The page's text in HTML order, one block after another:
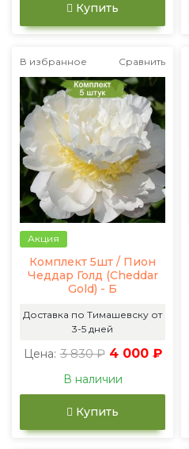
Купить
В избранное Сравнить
Акция
Комплект 5шт / Пион
Чеддар Голд (Cheddar
Gold) - Б
Доставка по Тимашевску от
3-5 дней
Цена: 3 830 ₽ 4 000 ₽
В наличии
Купить